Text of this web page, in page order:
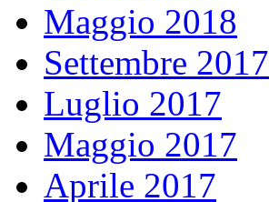
Maggio 2018
Settembre 2017
Luglio 2017
Maggio 2017
Aprile 2017